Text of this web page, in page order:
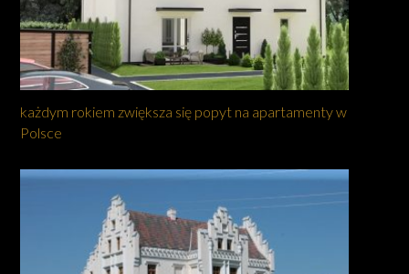
każdym rokiem zwiększa się popyt na apartamenty w
Polsce